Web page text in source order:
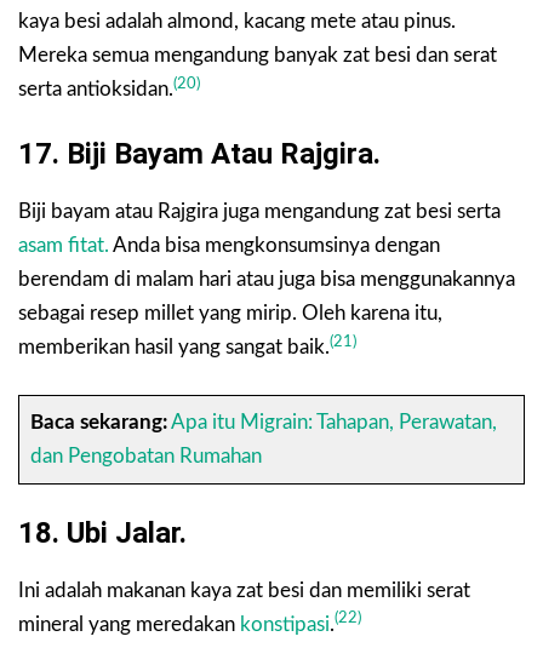
kaya besi adalah almond, kacang mete atau pinus.
Mereka semua mengandung banyak zat besi dan serat
serta antioksidan.(20)
17. Biji Bayam Atau Rajgira.
Biji bayam atau Rajgira juga mengandung zat besi serta
asam fitat. Anda bisa mengkonsumsinya dengan
berendam di malam hari atau juga bisa menggunakannya
sebagai resep millet yang mirip. Oleh karena itu,
memberikan hasil yang sangat baik.(21)
Baca sekarang: Apa itu Migrain: Tahapan, Perawatan,
dan Pengobatan Rumahan
18. Ubi Jalar.
Ini adalah makanan kaya zat besi dan memiliki serat
mineral yang meredakan konstipasi.(22)